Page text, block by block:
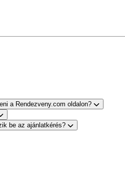
a Rendezveny.com oldalon?
be az ajánlatkérés?